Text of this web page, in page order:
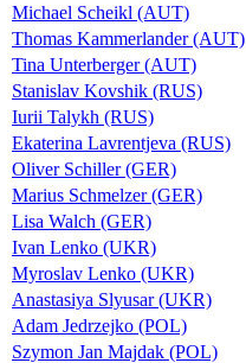
Michael Scheikl (AUT)
Thomas Kammerlander (AUT)
Tina Unterberger (AUT)
Stanislav Kovshik (RUS)
Iurii Talykh (RUS)
Ekaterina Lavrentjeva (RUS)
Oliver Schiller (GER)
Marius Schmelzer (GER)
Lisa Walch (GER)
Ivan Lenko (UKR)
Myroslav Lenko (UKR)
Anastasiya Slyusar (UKR)
Adam Jedrzejko (POL)
Szymon Jan Majdak (POL)